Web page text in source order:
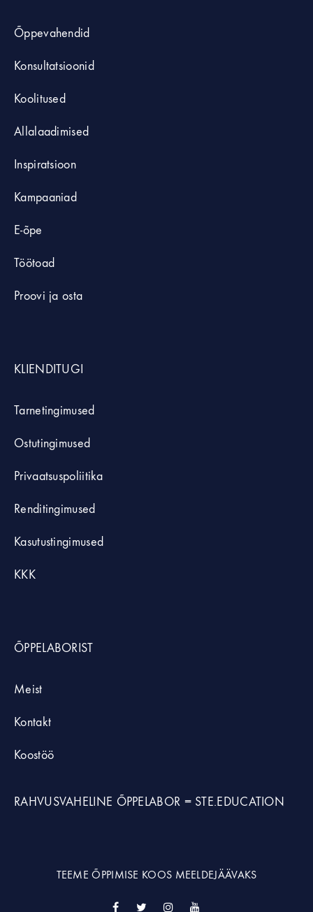
Õppevahendid
Konsultatsioonid
Koolitused
Allalaadimised
Inspiratsioon
Kampaaniad
E-õpe
Töötoad
Proovi ja osta
KLIENDITUGI
Tarnetingimused
Ostutingimused
Privaatsuspoliitika
Renditingimused
Kasutustingimused
KKK
ÕPPELABORIST
Meist
Kontakt
Koostöö
RAHVUSVAHELINE ÕPPELABOR = STE.EDUCATION
TEEME ÕPPIMISE KOOS MEELDEJÄÄVAKS
FacebookTwitterInstagram